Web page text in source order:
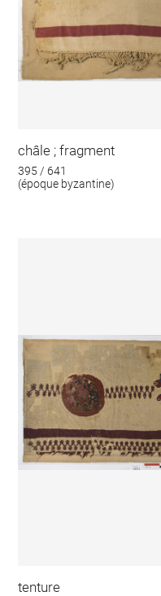
châle ; fragment
395 / 641
(époque byzantine)
tenture